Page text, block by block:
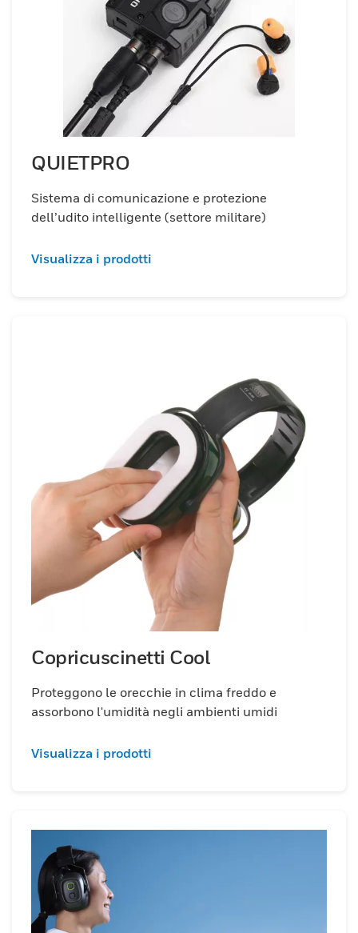
QUIETPRO
Sistema di comunicazione e protezione
dell’udito intelligente (settore militare)
Visualizza i prodotti
Copricuscinetti Cool
Proteggono le orecchie in clima freddo e
assorbono l'umidità negli ambienti umidi
Visualizza i prodotti